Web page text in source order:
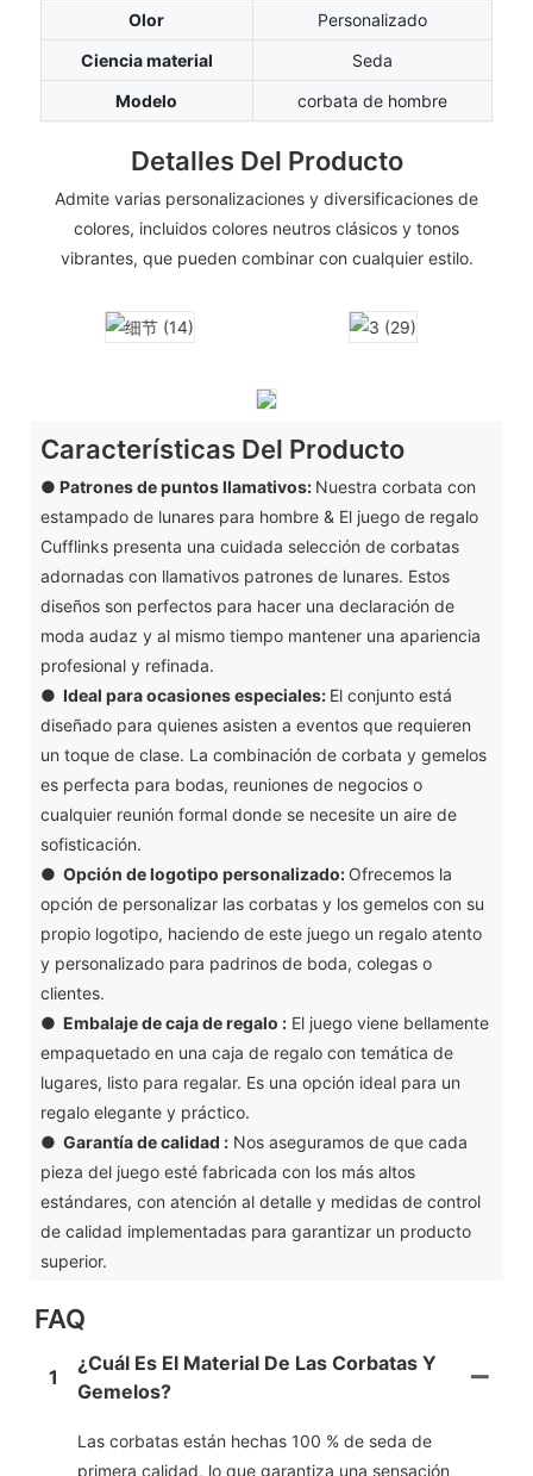
Olor
Personalizado
Ciencia material
Seda
Modelo
corbata de hombre
Detalles Del Producto
Admite varias personalizaciones y diversificaciones de
colores, incluidos colores neutros clásicos y tonos
vibrantes, que pueden combinar con cualquier estilo.
Características Del Producto
● Patrones de puntos llamativos: Nuestra corbata con
estampado de lunares para hombre & El juego de regalo
Cufflinks presenta una cuidada selección de corbatas
adornadas con llamativos patrones de lunares. Estos
diseños son perfectos para hacer una declaración de
moda audaz y al mismo tiempo mantener una apariencia
profesional y refinada.
● Ideal para ocasiones especiales: El conjunto está
diseñado para quienes asisten a eventos que requieren
un toque de clase. La combinación de corbata y gemelos
es perfecta para bodas, reuniones de negocios o
cualquier reunión formal donde se necesite un aire de
sofisticación.
● Opción de logotipo personalizado: Ofrecemos la
opción de personalizar las corbatas y los gemelos con su
propio logotipo, haciendo de este juego un regalo atento
y personalizado para padrinos de boda, colegas o
clientes.
● Embalaje de caja de regalo :El juego viene bellamente
empaquetado en una caja de regalo con temática de
lugares, listo para regalar. Es una opción ideal para un
regalo elegante y práctico.
● Garantía de calidad :Nos aseguramos de que cada
pieza del juego esté fabricada con los más altos
estándares, con atención al detalle y medidas de control
de calidad implementadas para garantizar un producto
superior.
FAQ
1
¿Cuál Es El Material De Las Corbatas Y
Gemelos?
Las corbatas están hechas 100 % de seda de
primera calidad, lo que garantiza una sensación